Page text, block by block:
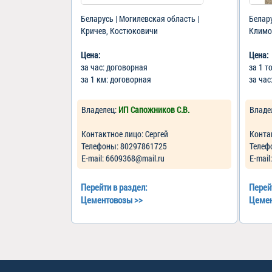
Беларусь | Могилевская область |
Кричев, Костюковичи
Цена:
за час: договорная
за 1 км: договорная
Владелец: ИП Сапожников С.В.
Контактное лицо: Сергей
Телефоны: 80297861725
Е-mail: 6609368@mail.ru
Перейти в раздел:
Цементовозы>>
Цена:
за 1
за
Е-